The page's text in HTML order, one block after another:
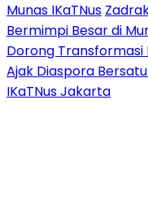
Munas IKaTNus
Bermimpi Besar di
Dorong Transformasi
Ajak Diaspora
IKaTNus Jakarta